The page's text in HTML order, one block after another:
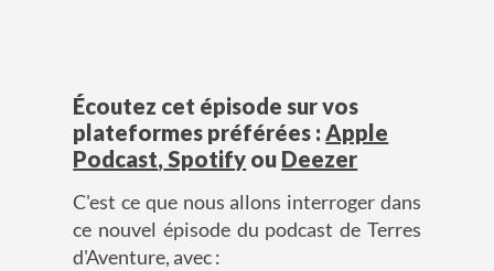
Écoutez cet épisode sur vos
plateformes préférées :Apple
Podcast, Spotify ou Deezer
C'est ce que nous allons interroger dans
ce nouvel épisode du podcast de Terres
d'Aventure, avec :